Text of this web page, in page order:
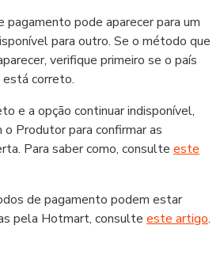
pagamento pode aparecer para um
para outro. Se o método que
verifique primeiro se o país
está correto.
e a opção continuar indisponível,
Produtor para confirmar as
Para saber como, consulte este
de pagamento podem estar
pela Hotmart, consulte este artigo.